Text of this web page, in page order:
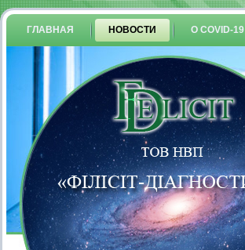
ГЛАВНАЯ НОВОСТИ О COVID-19